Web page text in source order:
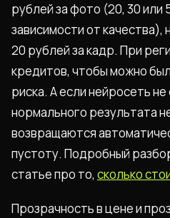
рублей за фото (20, 30 или
зависимости от
20 рублей за кадр. При
кредитов, чтобы можно
риска. А если нейросеть не
нормального результата
возвращаются
пустоту. Подробный
статье про то, сколько
Прозрачность в цене и